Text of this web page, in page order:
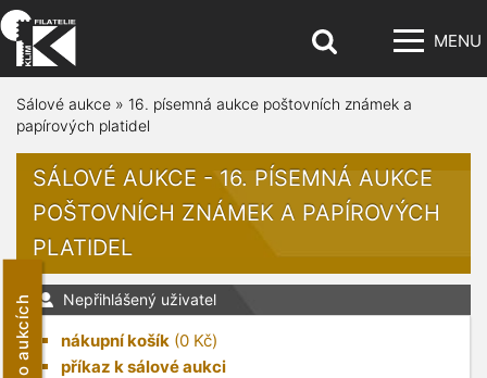
MENU
o aukcích
Sálové aukce » 16. písemná aukce poštovních známek a
papírových platidel
SÁLOVÉ AUKCE - 16. PÍSEMNÁ AUKCE
POŠTOVNÍCH ZNÁMEK A PAPÍROVÝCH
PLATIDEL
Nepřihlášený uživatel
nákupní košík (0 Kč)
příkaz k sálové aukci